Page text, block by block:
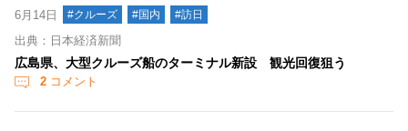
6月14日 #クルーズ #国内 #訪日
出典：日本経済新聞
広島県、大型クルーズ船のターミナル新設 観光回復狙う
2 コメント